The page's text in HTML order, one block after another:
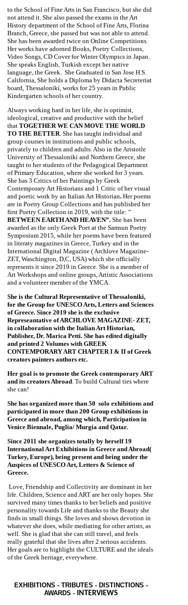
to the School of Fine Arts in San Francisco, but she did
not attend it. She also passed the exams in the Art
History department of the School of Fine Arts, Florina
Branch, Greece, she passed but was not able to attend.
She has been awarded twice on Online Competitions.
Her works have adorned Books, Poetry Collections,
Video Songs, CD Cover for Winter Olympics in Japan.
She speaks English, Turkish except her native
language, the Greek. She Graduated in San Jose H.S.
California, She holds a Diploma by Didacta Secreteriat
board, Thessaloniki, works for 25 years in Public
Kindergarten schools of her country.
Always working hard in her life, she is optimist,
ideological, creative and productive with the belief
that TOGETHER WE CAN MOVE THE WORLD
TO THE BETTER. She has taught individual and
group courses in institutions and public schools,
privately to children and adults. Also in the Aristotle
University of Thessaloniki and Northern Greece, she
taught to her students of the Pedagogical Department
of Primary Education, where she worked for 3 years.
She has 3 Critics of her Paintings by Greek
Contemporary Art Historians and 1 Critic of her visual
and poetic work by an Italian Art Historian. Her poems
are in Poetry Group Collections and has published her
first Poetry Collection in 2019, with the title: “
BETWEEN EARTH AND HEAVEN”. She has been
awarded as the only Greek Poet at the Samsun Poetry
Symposium 2015, while her poems have been featured
in literaty magazines in Greece, Turkey and in the
International Digital Magazine ( Archlove Magazine-
ZET, Waschington, D,C, USA) which she officially
represents it since 2019 in Greece. She is a member of
Art Workshops and online groups, Artistic Associations
and a volunteer member of the YMCA.
She is the Cultural Representative of Thessaloniki,
for the Group for UNESCO Arts, Letters and Sciences
of Greece. Since 2019 she is the exclusive
Represeantative of ARCHLOVE MAGAZINE- ZET,
in collaboration with the Italian Art Historian,
Publisher, Dr. Marica Petti. She has edited digitally
and printed 2 Volumes with GREEK
CONTEMPORARY ART CHAPTER I & II of Greek
creators painters authors etc.
Her goal is to promote the Greek contemporary ART
and its creators Abroad. To build Cultural ties where
she can!
She has organized more than 50 solo exhibitions and
participated in more than 200 Group exhibitions in
Greece and abroad, among which, Participation in
Venice Biennale, Puglia/ Murgia and Qatar.
Since 2011 she organizes totally by herself 19
International Art Exhibitions in Greece and Abroad(
Turkey, Europe), being present and being under the
Auspices of UNESCO Art, Letters & Science of
Greece.
Love, Friendship and Collectivity are dominant in her
life. Children, Science and ART are her only hopes. She
survived many times thanks to her beliefs and positive
personality towards Life and thanks to the Beauty she
finds in small things. She loves and shows devotion in
whatever she does, while mediating for other artists, as
well. She is glad that she can still travel, and feels
really grateful that she lives after 2 serious accidents.
Her goals are to highlight the CULTURE and the ideals
of the Greek heritage, everywhere.
EXHIBITIONS - TRIBUTES - DISTINCTIONS -
AWARDS -INTERVIEWS